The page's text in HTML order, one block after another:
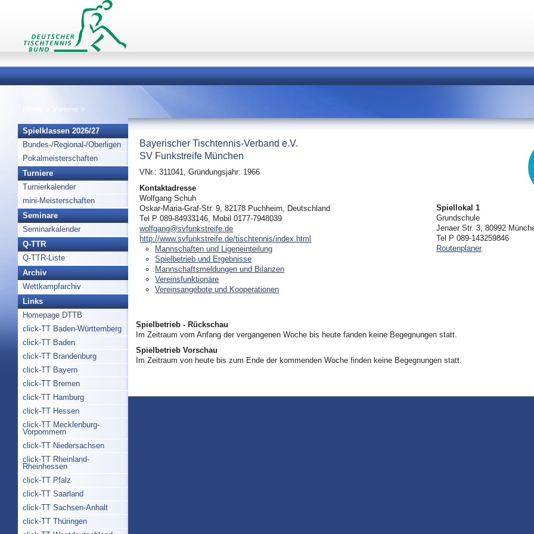
Vereine >
Spielklassen 2026/27
Bundes-/Regional-/Oberligen
Pokalmeisterschaften
Turniere
Turnierkalender
mini-Meisterschaften
Seminare
Seminarkalender
Q-TTR
Q-TTR-Liste
Archiv
Wettkampfarchiv
Links
Homepage DTTB
click-TT Baden-Württemberg
click-TT Baden
click-TT Brandenburg
click-TT Bayern
click-TT Bremen
click-TT Hamburg
click-TT Hessen
click-TT Mecklenburg-
Vorpommern
click-TT Niedersachsen
click-TT Rheinland-
Rheinhessen
click-TT Pfalz
click-TT Saarland
click-TT Sachsen-Anhalt
click-TT Thüringen
Bayerischer Tischtennis-Verband e.V.
SV Funkstreife München
VNr.: 311041, Gründungsjahr: 1966
Kontaktadresse
Wolfgang Schuh
Oskar-Maria-Graf-Str. 9, 82178 Puchheim, Deutschland
Tel P 089-84933146, Mobil 0177-7948039
wolfgang@svfunkstreife.de
http://www.svfunkstreife.de/tischtennis/index.html
Mannschaften und Ligeneinteilung
Spielbetrieb und Ergebnisse
Mannschaftsmeldungen und Bilanzen
Vereinsfunktionäre
Vereinsangebote und Kooperationen
Spiellokal 1
Grundschule
Jenaer Str. 3, 80992
Tel P 089-143259846
Routenplaner
Spielbetrieb - Rückschau
Im Zeitraum vom Anfang der vergangenen Woche bis heute fanden keine Begegnungen statt.
Spielbetrieb Vorschau
Im Zeitraum von heute bis zum Ende der kommenden Woche finden keine Begegnungen statt.